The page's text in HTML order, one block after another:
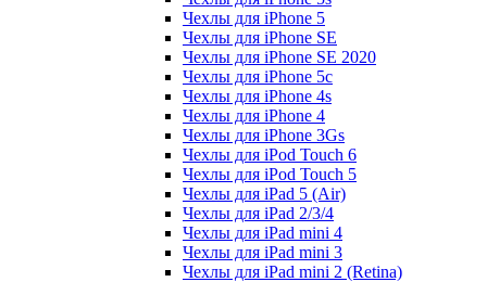
Чехлы для iPhone 5
Чехлы для iPhone SE
Чехлы для iPhone SE 2020
Чехлы для iPhone 5c
Чехлы для iPhone 4s
Чехлы для iPhone 4
Чехлы для iPhone 3Gs
Чехлы для iPod Touch 6
Чехлы для iPod Touch 5
Чехлы для iPad 5 (Air)
Чехлы для iPad 2/3/4
Чехлы для iPad mini 4
Чехлы для iPad mini 3
Чехлы для iPad mini 2 (Retina)